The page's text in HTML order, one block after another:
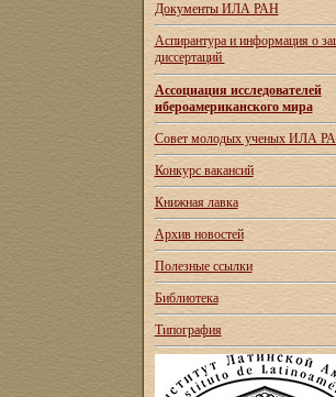
Документы ИЛА РАН
Аспирантура и информация о
диссертаций
Ассоциация исследователей
ибероамериканского мира
Совет молодых ученых ИЛА
Конкурс вакансий
Книжная лавка
Архив новостей
Полезные ссылки
Библиотека
Типография